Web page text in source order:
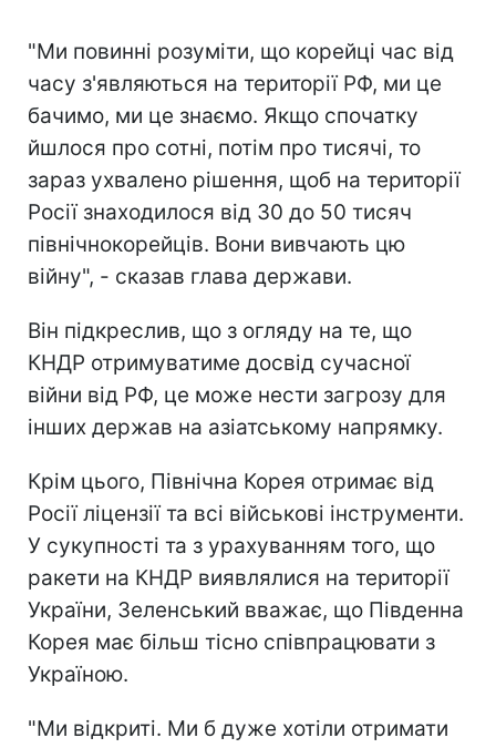
"Ми повинні розуміти, що корейці час від
часу з'являються на території РФ, ми це
бачимо, ми це знаємо. Якщо спочатку
йшлося про сотні, потім про тисячі, то
зараз ухвалено рішення, щоб на території
Росії знаходилося від 30 до 50 тисяч
північнокорейців. Вони вивчають цю
війну", - сказав глава держави.
Він підкреслив, що з огляду на те, що
КНДР отримуватиме досвід сучасної
війни від РФ, це може нести загрозу для
інших держав на азіатському напрямку.
Крім цього, Північна Корея отримає від
Росії ліцензії та всі військові інструменти.
У сукупності та з урахуванням того, що
ракети на КНДР виявлялися на території
України, Зеленський вважає, що Південна
Корея має більш тісно співпрацювати з
Україною.
"Ми відкриті. Ми б дуже хотіли отримати